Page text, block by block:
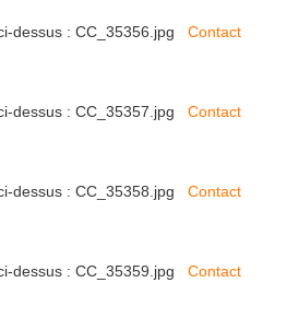
dessus : CC_35356.jpg Contact
dessus : CC_35357.jpg Contact
dessus : CC_35358.jpg Contact
dessus : CC_35359.jpg Contact